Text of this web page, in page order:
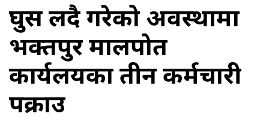
घुस लिँदै गरेको अवस्थामा
भक्तपुर मालपोत
कार्यलयका तीन कर्मचारी
पक्राउ